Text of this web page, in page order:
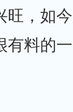
旺，如
有料的